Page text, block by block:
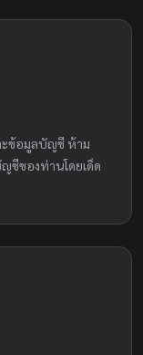
ะข้อมูลบัญชี ห้าม
ของท่านโดยเด็ด